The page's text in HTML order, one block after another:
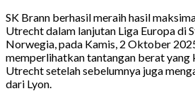
SK Brann berhasil meraih hasil
Utrecht dalam lanjutan Liga Europa di
Norwegia, pada Kamis, 2 Oktober
memperlihatkan tantangan berat yang
Utrecht setelah sebelumnya juga
dari Lyon.